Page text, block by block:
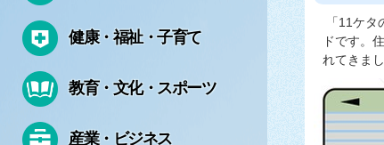
健康・福祉・子育て
教育・文化・スポーツ
産業・ビジネス
「11ケ
ドです。
れてきまし